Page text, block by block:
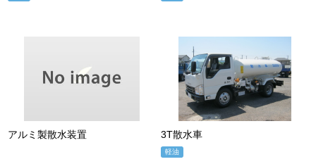
アルミ製散水装置 3T散水車
軽油